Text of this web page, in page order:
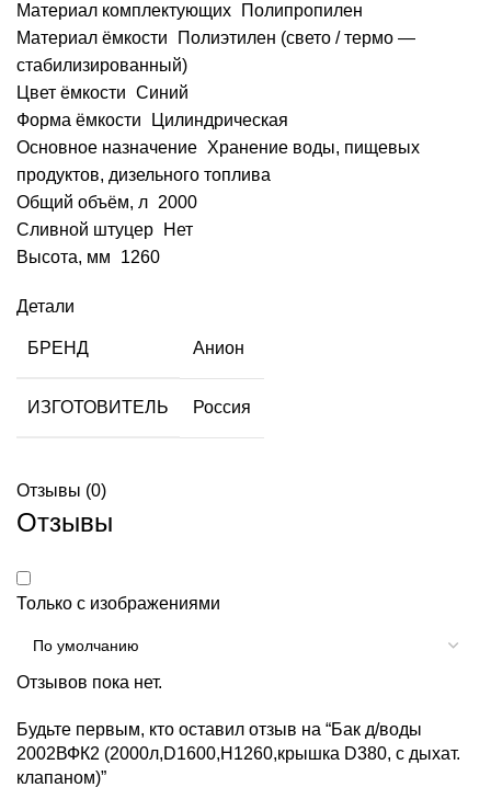
Материал комплектующих Полипропилен
Материал ёмкости Полиэтилен (свето / термо —
стабилизированный)
Цвет ёмкости Синий
Форма ёмкости Цилиндрическая
Основное назначение Хранение воды, пищевых
продуктов, дизельного топлива
Общий объём, л 2000
Сливной штуцер Нет
Высота, мм 1260
Детали
БРЕНД Анион
ИЗГОТОВИТЕЛЬ Россия
Отзывы (0)
Отзывы
Только с изображениями
Отзывов пока нет.
Будьте первым, кто оставил отзыв на “Бак д/воды
2002ВФК2 (2000л,D1600,H1260,крышка D380, с дыхат.
клапаном)”